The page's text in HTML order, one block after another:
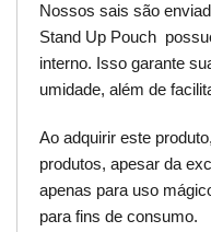
Nossos sais são
Stand Up Pouch
interno. Isso garante
umidade, além de
Ao adquirir este
produtos, apesar da
apenas para uso
para fins de consumo.